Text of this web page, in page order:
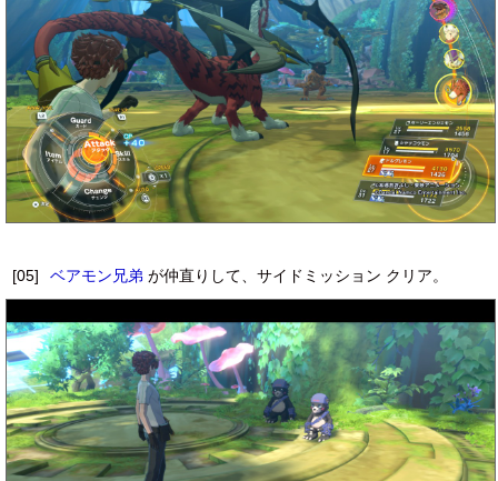
[05] ベアモン兄弟 が仲直りして、サイドミッション クリア。